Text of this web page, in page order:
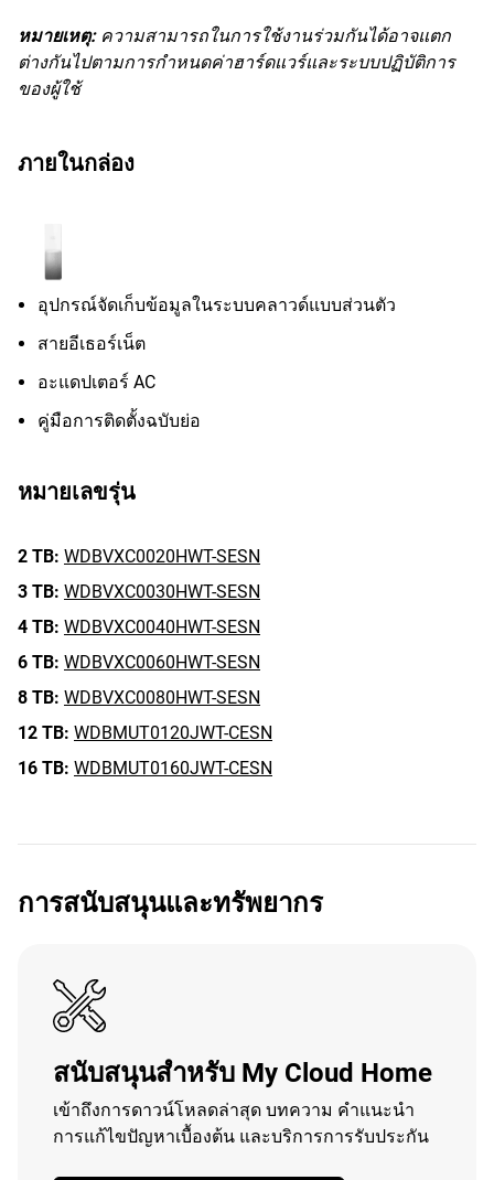
หมายเหตุ: ความสามารถในการใช้งานร่วมกันได้อาจแตก
ต่างกันไปตามการกำหนดค่าฮาร์ดแวร์และระบบปฏิบัติการ
ของผู้ใช้
ภายในกล่อง
อุปกรณ์จัดเก็บข้อมูลในระบบคลาวด์แบบส่วนตัว
สายอีเธอร์เน็ต
อะแดปเตอร์ AC
คู่มือการติดตั้งฉบับย่อ
หมายเลขรุ่น
2 TB: WDBVXC0020HWT-SESN
3 TB: WDBVXC0030HWT-SESN
4 TB: WDBVXC0040HWT-SESN
6 TB: WDBVXC0060HWT-SESN
8 TB: WDBVXC0080HWT-SESN
12 TB: WDBMUT0120JWT-CESN
16 TB: WDBMUT0160JWT-CESN
การสนับสนุนและทรัพยากร
สนับสนุนสำหรับ My Cloud Home
เข้าถึงการดาวน์โหลดล่าสุด บทความ คำแนะนำ
การแก้ไขปัญหาเบื้องต้น และบริการการรับประกัน